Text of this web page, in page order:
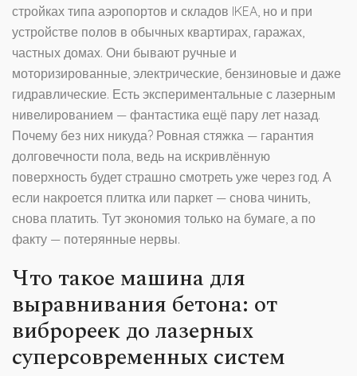
стройках типа аэропортов и складов IKEA, но и при
устройстве полов в обычных квартирах, гаражах,
частных домах. Они бывают ручные и
моторизированные, электрические, бензиновые и даже
гидравлические. Есть экспериментальные с лазерным
нивелированием — фантастика ещё пару лет назад.
Почему без них никуда? Ровная стяжка — гарантия
долговечности пола, ведь на искривлённую
поверхность будет страшно смотреть уже через год. А
если накроется плитка или паркет — снова чинить,
снова платить. Тут экономия только на бумаге, а по
факту — потерянные нервы.
Что такое машина для
выравнивания бетона: от
виброреек до лазерных
суперсовременных систем